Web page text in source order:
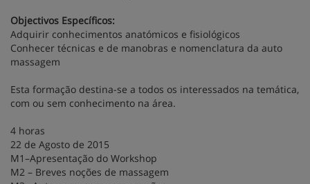
Objectivos Específicos:
Adquirir conhecimentos anatómicos e fisiológicos
Conhecer técnicas e de manobras e nomenclatura da auto
massagem
Esta formação destina-se a todos os interessados na temática,
com ou sem conhecimento na área.
4 horas
22 de Agosto de 2015
M1–Apresentação do Workshop
M2 – Breves noções de massagem